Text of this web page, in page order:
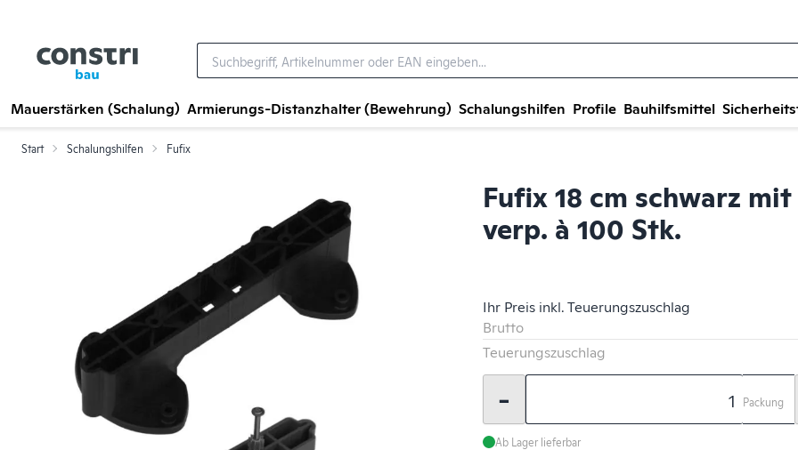
Mauerstärken (Schalung) Armierungs-Distanzhalter (Bewehrung) Schalungshilfen Profile Bauhilfsmittel
Start Schalungshilfen Fufix
Fufix 18 cm schwarz
verp. à 100 Stk.
Ihr Preis inkl. Teuerungszuschlag
Brutto
Teuerungszuschlag
- Packung
Ab Lager lieferbar